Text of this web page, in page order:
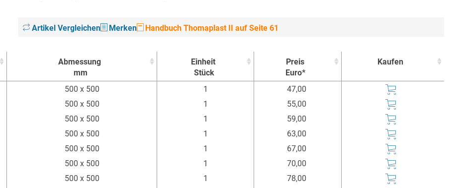
Artikel Vergleichen Merken Handbuch Thomaplast II auf Seite 61
Abmessung
mm
Einheit
Stück
Preis
Euro*
Kaufen
Abmessung
Einheit
Preis
Kaufen
500 x 500 1
47,00
500 x 500 1
55,00
500 x 500 1
59,00
500 x 500 1
63,00
500 x 500 1
67,00
500 x 500 1
70,00
500 x 500 1
78,00